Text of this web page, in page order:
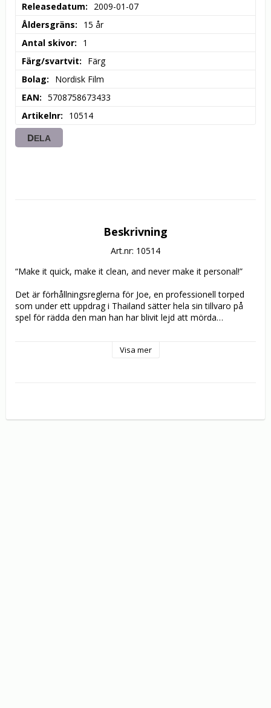
Releasedatum
2009-01-07
Åldersgräns
15 år
Antal skivor
1
Färg/svartvit
Färg
Bolag
Nordisk Film
EAN
5708758673433
Artikelnr
10514
DELA
Beskrivning
Art.nr: 10514
“Make it quick, make it clean, and never make it personal!”
Det är förhållningsreglerna för Joe, en professionell torped
som under ett uppdrag i Thailand sätter hela sin tillvaro på
spel för rädda den man han har blivit lejd att mörda…
fartfylld Hollywood-version av deras kampsport-kultfilm
Visa mer